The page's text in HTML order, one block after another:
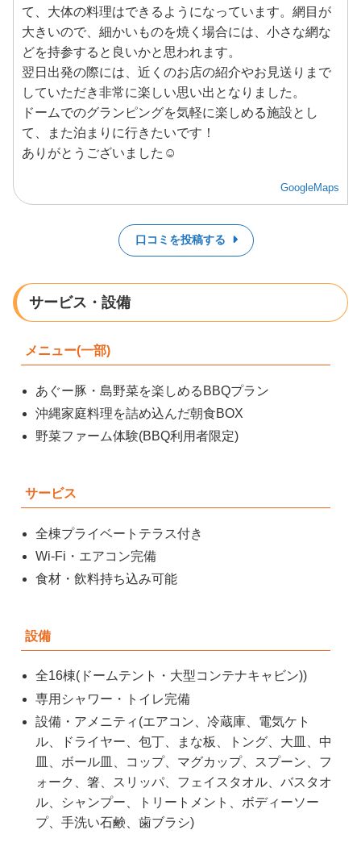
て、大体の料理はできるようになっています。網目が
大きいので、細かいものを焼く場合には、小さな網な
どを持参すると良いかと思われます。
翌日出発の際には、近くのお店の紹介やお見送りまで
していただき非常に楽しい思い出となりました。
ドームでのグランピングを気軽に楽しめる施設とし
て、また泊まりに行きたいです！
ありがとうございました☺️
GoogleMaps
口コミを投稿する
サービス・設備
メニュー(一部)
あぐー豚・島野菜を楽しめるBBQプラン
沖縄家庭料理を詰め込んだ朝食BOX
野菜ファーム体験(BBQ利用者限定)
サービス
全棟プライベートテラス付き
Wi-Fi・エアコン完備
食材・飲料持ち込み可能
設備
全16棟(ドームテント・大型コンテナキャビン))
専用シャワー・トイレ完備
設備・アメニティ(エアコン、冷蔵庫、電気ケト
ル、ドライヤー、包丁、まな板、トング、大皿、中
皿、ボール皿、コップ、マグカップ、スプーン、フ
ォーク、箸、スリッパ、フェイスタオル、バスタオ
ル、シャンプー、トリートメント、ボディーソー
プ、手洗い石鹸、歯ブラシ)